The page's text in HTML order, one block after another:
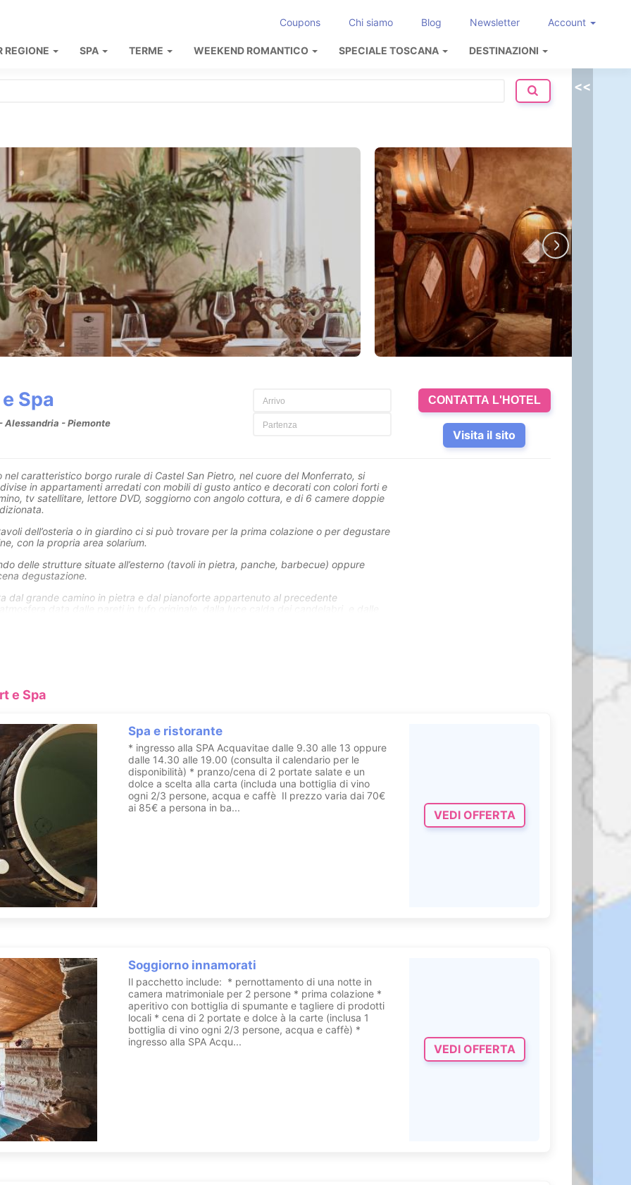
Coupons Chi siamo Blog Newsletter Account
REGIONE SPA TERME WEEKEND ROMANTICO SPECIALE TOSCANA DESTINAZIONI
Spa
Alessandria - Piemonte
CONTATTA L'HOTEL
Visita il sito
nel caratteristico borgo rurale di Castel San Pietro, nel cuore del Monferrato, si
in appartamenti arredati con mobili di gusto antico e decorati con colori forti e
tv satellitare, lettore DVD, soggiorno con angolo cottura, e di 6 camere doppie
dell’osteria o in giardino ci si può trovare per la prima colazione o per degustare
con la propria area solarium.
delle strutture situate all’esterno (tavoli in pietra, panche, barbecue) oppure
degustazione.
dal grande camino in pietra e dal pianoforte appartenuto al precedente
panorama sulle nostre colline mentre si gustano le nostre specialità.
sala principale è dominata dal grande camino che d’inverno, con la sua fiamma
ospiti potranno accedere e usufruire liberamente delle seguenti aree:
cascata cervicale. La vista del camino acceso mentre si è immersi dona un
solo durante l’ultima ristrutturazione. Qui abbiamo ambientato la nostra
per momenti di vero relax.
circa 55-60 gradi, con un’umidità dell’aria pari al 50% circa. Si tratta della
sia sulla pelle che sulla salute in generale, agendo molto delicatamente sulla
purché in buona salute, possa usufruire di questo trattamento.
ai bagni relax in vasche gemelle, dalla vinoterapia al bagno di fieno…
unica ed esclusiva per vivere un’esperienza indimenticabile, dedicata alle coppie…
dell’uva, ed in particolare dei polifenoli contenuti nelle bucce, contro i radicali
pelle. Partendo da questo concetto, il nostro ‘Bagno nel Tino’ effettuato in una
all’acqua, vino, lieviti e altri principi attivi contenuti nell’uva, garantirà un
immersi nella vasca si potrà anche – se gradito – bere un calice di vino per
e Spa
Spa e ristorante
* ingresso alla SPA Acquavitae dalle 9.30 alle 13 oppure
dalle 14.30 alle 19.00 (consulta il calendario per le
disponibilità) * pranzo/cena di 2 portate salate e un
dolce a scelta alla carta (includa una bottiglia di vino
ogni 2/3 persone, acqua e caffè Il prezzo varia dai 70€
ai 85€ a persona in ba...
VEDI OFFERTA
Soggiorno innamorati
Il pacchetto include: * pernottamento di una notte in
camera matrimoniale per 2 persone * prima colazione *
aperitivo con bottiglia di spumante e tagliere di prodotti
locali * cena di 2 portate e dolce à la carte (inclusa 1
bottiglia di vino ogni 2/3 persone, acqua e caffè) *
ingresso alla SPA Acqu...
VEDI OFFERTA
<<